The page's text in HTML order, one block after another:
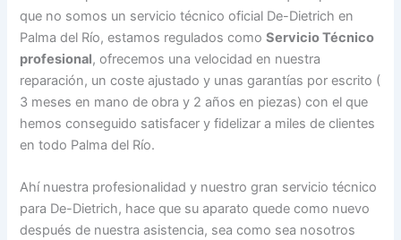
que no somos un servicio técnico oficial De-Dietrich en
Palma del Río, estamos regulados comoServicio Técnico
profesional, ofrecemos una velocidad en nuestra
reparación, un coste ajustado y unas garantías por escrito (
3 meses en mano de obra y 2 años en piezas) con el que
hemos conseguido satisfacer y fidelizar a miles de clientes
en todo Palma del Río.
Ahí nuestra profesionalidad y nuestro gran servicio técnico
para De-Dietrich, hace que su aparato quede como nuevo
después de nuestra asistencia, sea como sea nosotros